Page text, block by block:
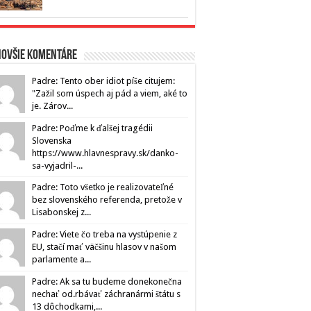
komentáre
Padre: Tento ober idiot píše citujem:
"Zažil som úspech aj pád a viem, aké to
je. Zárov...
Padre: Poďme k ďalšej tragédii
Slovenska
https://www.hlavnespravy.sk/danko-
sa-vyjadril-...
Padre: Toto všetko je realizovateľné
bez slovenského referenda, pretože v
Lisabonskej z...
Padre: Viete čo treba na vystúpenie z
EU, stačí mať väčšinu hlasov v našom
parlamente a...
Padre: Ak sa tu budeme donekonečna
nechať od.rbávať záchranármi štátu s
13 dôchodkami,...